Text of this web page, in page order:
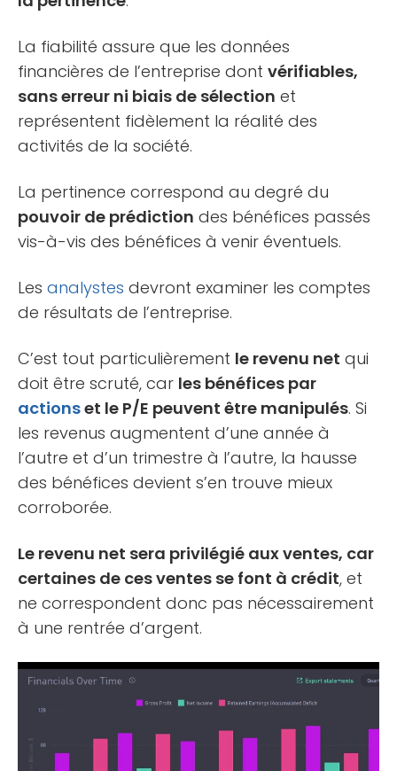
La fiabilité assure que les données
financières de l’entreprise dont vérifiables,
sans erreur ni biais de sélection et
représentent fidèlement la réalité des
activités de la société.
La pertinence correspond au degré du
pouvoir de prédiction des bénéfices passés
vis-à-vis des bénéfices à venir éventuels.
Les analystes devront examiner les comptes
de résultats de l’entreprise.
C’est tout particulièrement le revenu net qui
doit être scruté, car les bénéfices par
actionset le P/E peuvent être manipulés. Si
les revenus augmentent d’une année à
l’autre et d’un trimestre à l’autre, la hausse
des bénéfices devient s’en trouve mieux
corroborée.
Le revenu net sera privilégié aux ventes, car
certaines de ces ventes se font à crédit, et
ne correspondent donc pas nécessairement
à une rentrée d’argent.